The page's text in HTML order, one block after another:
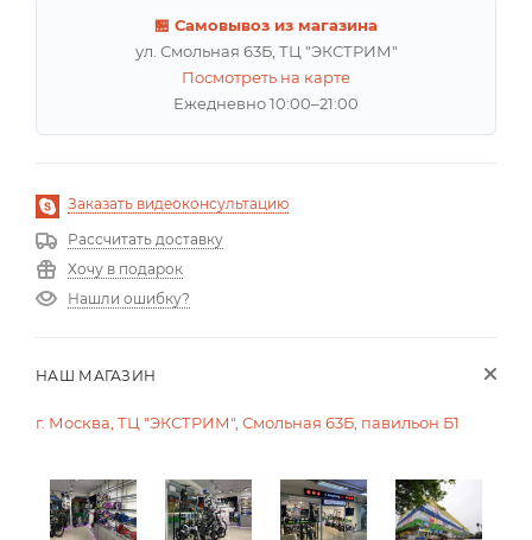
🏪 Самовывоз из магазина
ул. Смольная 63Б, ТЦ "ЭКСТРИМ"
Посмотреть на карте
Ежедневно 10:00–21:00
Заказать видеоконсультацию
Рассчитать доставку
Хочу в подарок
Нашли ошибку?
НАШ МАГАЗИН
г. Москва, ТЦ "ЭКСТРИМ", Смольная 63Б, павильон Б1